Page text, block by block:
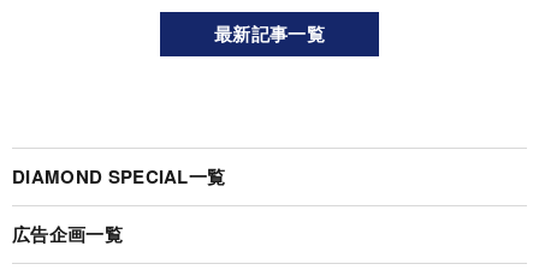
最新記事一覧
DIAMOND SPECIAL一覧
広告企画一覧